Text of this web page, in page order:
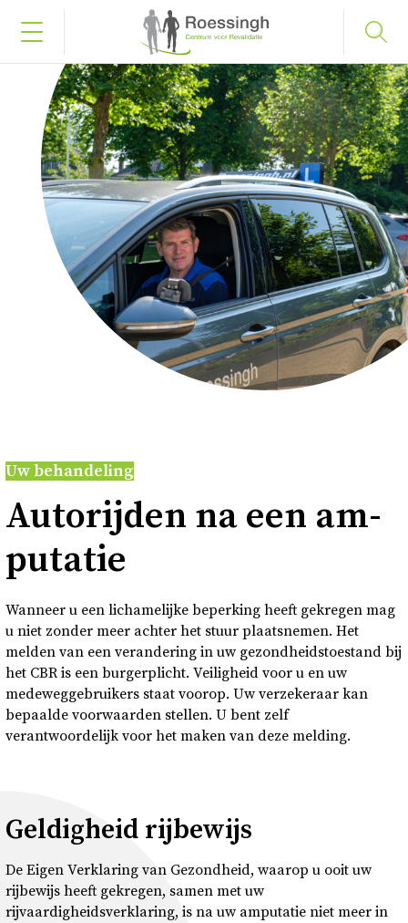
Bel naar 053 487 58 75
Inloggen
Home
Uw diagnose
Uw behandeling
Contact en bezoek
Deutsch
Uw behandeling
Au­to­rij­den na een am­
pu­ta­tie
Wanneer u een lichamelijke beperking heeft gekregen mag
u niet zonder meer achter het stuur plaatsnemen. Het
melden van een verandering in uw gezondheidstoestand bij
het CBR is een burgerplicht. Veiligheid voor u en uw
medeweggebruikers staat voorop. Uw verzekeraar kan
bepaalde voorwaarden stellen. U bent zelf
verantwoordelijk voor het maken van deze melding.
Geldigheid rijbewijs
De Eigen Verklaring van Gezondheid, waarop u ooit uw
rijbewijs heeft gekregen, samen met uw
rijvaardigheidsverklaring, is na uw amputatie niet meer in